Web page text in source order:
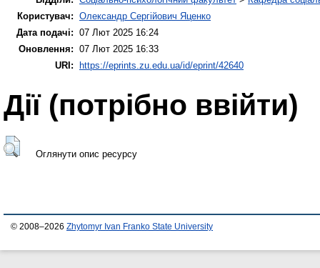
Користувач: Олександр Сергійович Яценко
Дата подачі: 07 Лют 2025 16:24
Оновлення: 07 Лют 2025 16:33
URI:
https://eprints.zu.edu.ua/id/eprint/42640
Дії ​​(потрібно ввійти)
Оглянути опис ресурсу
© 2008–2026 Zhytomyr Ivan Franko State University